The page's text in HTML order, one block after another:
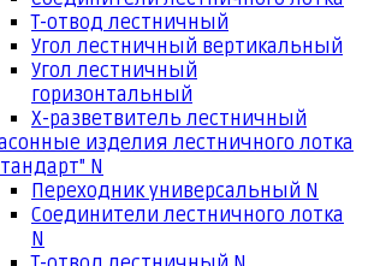
Т-отвод лестничный
Угол лестничный вертикальный
Угол лестничный
горизонтальный
Х-разветвитель лестничный
изделия лестничного лотка
N
Переходник универсальный N
Соединители лестничного лотка
N